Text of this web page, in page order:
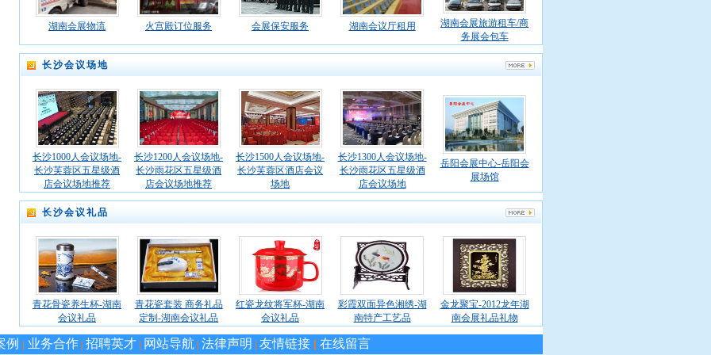
湖南会展物流 火宫殿订位服务 会展保安服务 湖南会议厅租用
湖南会展旅游租车/商
务展会包车
长沙会议场地
长沙1000人会议场地-
长沙芙蓉区五星级酒
店会议场地推荐
长沙1200人会议场地-
长沙雨花区五星级酒
店会议场地推荐
长沙1500人会议场地-
长沙芙蓉区酒店会议
场地
长沙1300人会议场地-
长沙雨花区五星级酒
店会议场地
岳阳会展中心-岳阳会
展场馆
长沙会议礼品
青花骨瓷养生杯-湖南
会议礼品
青花瓷套装 商务礼品
定制-湖南会议礼品
红瓷龙纹将军杯-湖南
会议礼品
彩霞双面异色湘绣-湖
南特产工艺品
金龙聚宝-2012龙年湖
南会展礼品礼物
例 | 业务合作 | 招聘英才 | 网站导航 | 法律声明 | 友情链接 在线留言